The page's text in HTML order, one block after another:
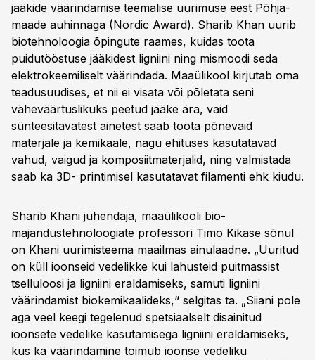
jääkide väärindamise teemalise uurimuse eest Põhja­
maade auhinnaga (Nordic Award). Sharib Khan uurib
biotehnoloogia õpingute raames, kuidas toota
puidutööstuse jääkidest ligniini ning mismoodi seda
elektro­keemiliselt väärindada. Maaülikool kirjutab oma
teadusuudises, et nii ei visata või põletata seni
väheväärtuslikuks peetud jääke ära, vaid
sünteesitavatest ainetest saab toota põnevaid
materjale ja kemikaale, nagu ehituses kasutatavad
vahud, vaigud ja komposiit­materjalid, ning valmistada
saab ka 3D-­ printimisel kasutatavat filamenti ehk kiudu.
Sharib Khani juhendaja, maaülikooli bio­
majandustehnoloogiate professori Timo Kikase sõnul
on Khani uurimisteema maailmas ainu­laadne. „Uuritud
on küll ioonseid vedelikke kui lahusteid puitmassist
tselluloosi ja ligniini eraldamiseks, samuti ligniini
väärindamist bio­kemikaalideks,“ selgitas ta. „Siiani pole
aga veel keegi tegelenud spetsiaalselt disainitud
ioonsete vedelike kasutamisega ligniini eraldamiseks,
kus ka väärindamine toimub ioonse vedeliku